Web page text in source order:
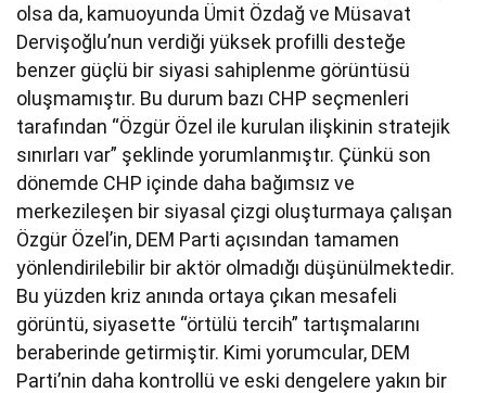
olsa da, kamuoyunda Ümit Özdağ ve Müsavat
Dervişoğlu’nun verdiği yüksek profilli desteğe
benzer güçlü bir siyasi sahiplenme görüntüsü
oluşmamıştır. Bu durum bazı CHP seçmenleri
tarafından “Özgür Özel ile kurulan ilişkinin stratejik
sınırları var” şeklinde yorumlanmıştır. Çünkü son
dönemde CHP içinde daha bağımsız ve
merkezileşen bir siyasal çizgi oluşturmaya çalışan
Özgür Özel’in, DEM Parti açısından tamamen
yönlendirilebilir bir aktör olmadığı düşünülmektedir.
Bu yüzden kriz anında ortaya çıkan mesafeli
görüntü, siyasette “örtülü tercih” tartışmalarını
beraberinde getirmiştir. Kimi yorumcular, DEM
Parti’nin daha kontrollü ve eski dengelere yakın bir